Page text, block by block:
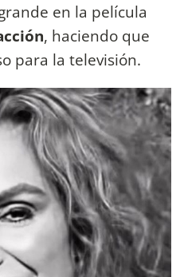
en la película
, haciendo que
para la televisión.